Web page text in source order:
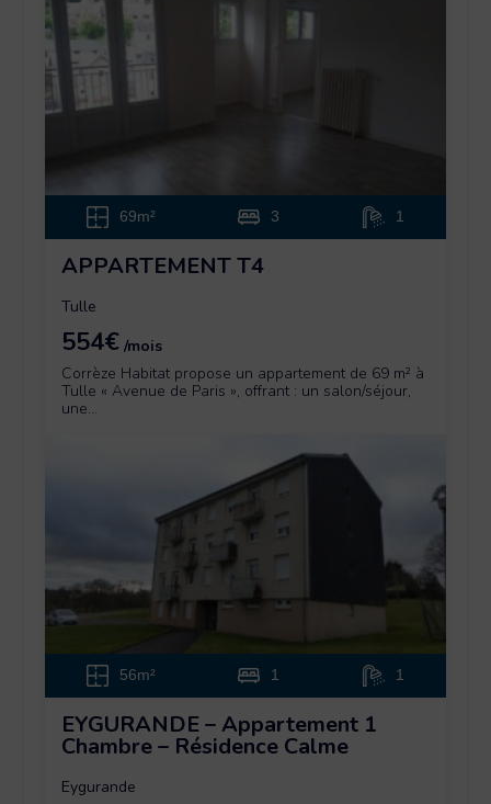
69m² 3 1
APPARTEMENT T4
Tulle
554€ /mois
Corrèze Habitat propose un appartement de 69 m² à
Tulle « Avenue de Paris », offrant : un salon/séjour,
une...
56m² 1 1
EYGURANDE – Appartement 1
Chambre – Résidence Calme
Eygurande